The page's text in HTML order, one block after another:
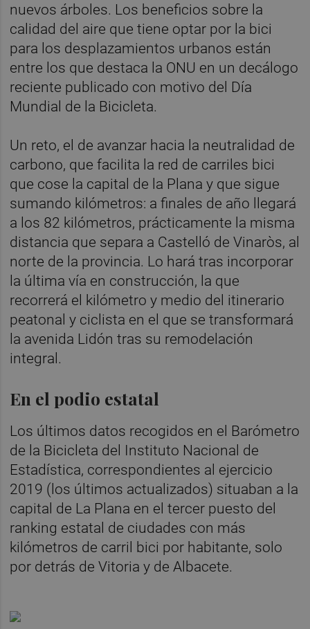
nuevos árboles. Los beneficios sobre la
calidad del aire que tiene optar por la bici
para los desplazamientos urbanos están
entre los que destaca la ONU en un decálogo
reciente publicado con motivo del Día
Mundial de la Bicicleta.
Un reto, el de avanzar hacia la neutralidad de
carbono, que facilita la red de carriles bici
que cose la capital de la Plana y que sigue
sumando kilómetros: a finales de año llegará
a los 82 kilómetros, prácticamente la misma
distancia que separa a Castelló de Vinaròs, al
norte de la provincia. Lo hará tras incorporar
la última vía en construcción, la que
recorrerá el kilómetro y medio del itinerario
peatonal y ciclista en el que se transformará
la avenida Lidón tras su remodelación
integral.
En el podio estatal
Los últimos datos recogidos en el Barómetro
de la Bicicleta del Instituto Nacional de
Estadística, correspondientes al ejercicio
2019 (los últimos actualizados) situaban a la
capital de La Plana en el tercer puesto del
ranking estatal de ciudades con más
kilómetros de carril bici por habitante, solo
por detrás de Vitoria y de Albacete.